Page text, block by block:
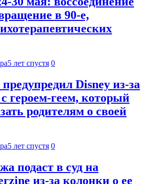
в 90-е,
5 лет спустя 0
Disney из-за
героем-геем, который
родителям о своей
5 лет спустя 0
подаст в суд на
из-за колонки о ее